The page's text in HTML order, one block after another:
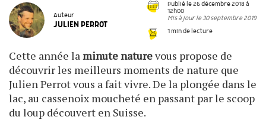
Auteur
JULIEN PERROT
Publié le 26 décembre 2018 à
12h00
Mis à jour le 30 septembre 2019
1 min de lecture
Cette année laminute naturevous propose de
découvrir les meilleurs moments de nature que
Julien Perrot vous a fait vivre. De la plongée dans le
lac, au cassenoix moucheté en passant par le scoop
du loup découvert en Suisse.